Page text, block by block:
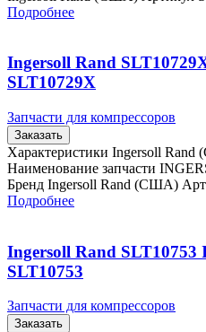
Подробнее
Ingersoll Rand
SLT10729X
Запчасти для компрессоров
Заказать
Характеристики Ingersoll
Наименование запчасти
Бренд Ingersoll Rand (США)
Подробнее
Ingersoll Rand
SLT10753
Запчасти для компрессоров
Заказать